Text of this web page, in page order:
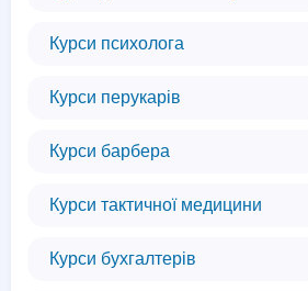
Курси психолога
Курси перукарів
Курси барбера
Курси тактичної медицини
Курси бухгалтерів